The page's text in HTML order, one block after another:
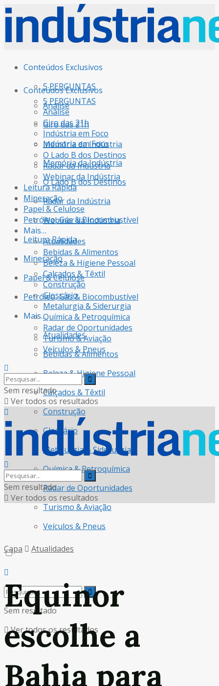
Conteúdos Exclusivos
5 PERGUNTAS
Análise
Giro das 21h
Indústria em Foco
Memória da Indústria
O Lado B dos Destinos
Radar da Indústria
Webinar da Indústria
Leitura Rápida
Mineração
Papel & Celulose
Petróleo, Gás & Biocombustível
Mais…
Atualidades
Bebidas & Alimentos
Beleza & Higiene Pessoal
Calçados & Têxtil
Construção
Glossário
Metalurgia & Siderurgia
Química & Petroquímica
Radar de Oportunidades
Turismo & Aviação
Veículos & Pneus
Sem resultado
Ver todos os resultados
Conteúdos Exclusivos
5 PERGUNTAS
Análise
Giro das 21h
Indústria em Foco
Memória da Indústria
O Lado B dos Destinos
Radar da Indústria
Webinar da Indústria
Leitura Rápida
Mineração
Papel & Celulose
Petróleo, Gás & Biocombustível
Mais…
Atualidades
Bebidas & Alimentos
Beleza & Higiene Pessoal
Calçados & Têxtil
Construção
Glossário
Metalurgia & Siderurgia
Química & Petroquímica
Radar de Oportunidades
Turismo & Aviação
Veículos & Pneus
Sem resultado
Ver todos os resultados
Sem resultado
Ver todos os resultados
Capa Atualidades
Equinor
escolhe a
Bahia para